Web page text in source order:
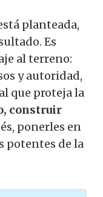
planteada,
Es
al terreno:
y autoridad,
que proteja la
construir
ponerles en
potentes de la